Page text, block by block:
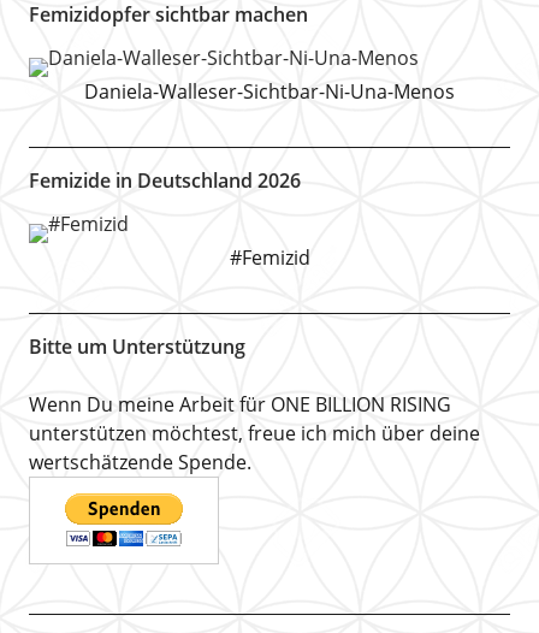
Femizidopfer sichtbar machen
Daniela-Walleser-Sichtbar-Ni-Una-Menos
Femizide in Deutschland 2026
#Femizid
Bitte um Unterstützung
Wenn Du meine Arbeit für ONE BILLION RISING
unterstützen möchtest, freue ich mich über deine
wertschätzende Spende.